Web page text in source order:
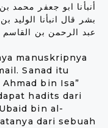
أنبأنا ابو جعفر محمد
بشر قال انبأنا
عبد الرحمن بن
manuskripnya
Sanad itu
bin Isa”
hadits dari
bin al-
dari sebuah